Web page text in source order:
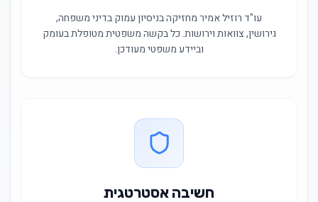
עו"ד רוזיל אמיר מחזיקה בניסיון עמוק בדיני משפחה,
גירושין, צוואות וירושות. כל בקשה משפטית מטופלת בעומק
וביידע משפטי מעודכן.
חשיבה אסטרטגית